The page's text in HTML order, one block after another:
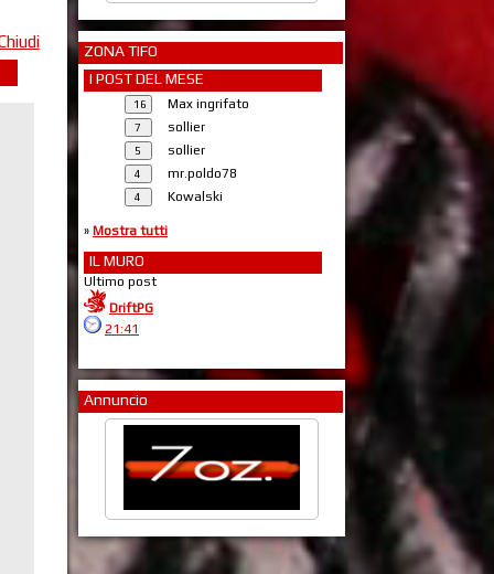
ZONA TIFO
I POST DEL MESE
Max ingrifato
sollier
sollier
mr.poldo78
Kowalski
» Mostra tutti
IL MURO
Ultimo post
DriftPG
21:41
Annuncio